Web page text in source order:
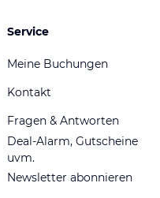
Service
Meine Buchungen
Kontakt
Fragen & Antworten
Deal-Alarm, Gutscheine
uvm.
Newsletter abonnieren